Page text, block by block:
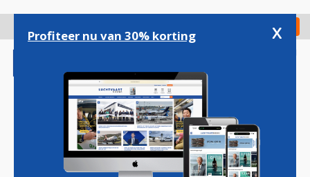
gaan
Check in
Magazine Podcasts Vacatures
Profiteer nu van 30% korting x